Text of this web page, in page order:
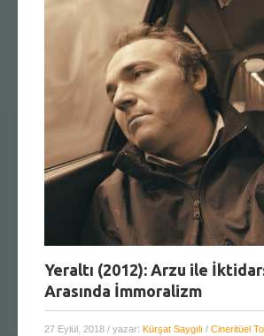
Yeraltı (2012): Arzu ile
Arasında İmmoralizm
27 Eylül, 2018 / yazar: Kürşat Saygılı / Cineritüel